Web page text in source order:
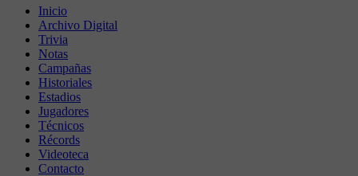
Inicio
Archivo Digital
Trivia
Notas
Campañas
Historiales
Estadios
Jugadores
Técnicos
Récords
Videoteca
Contacto